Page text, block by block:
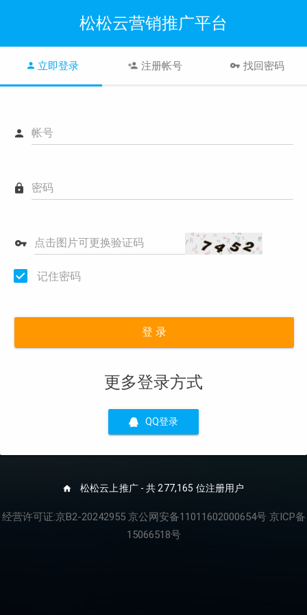
松松云营销推广平台
立即登录 注册帐号 找回密码
帐号
密码
点击图片可更换验证码
记住密码
登 录
更多登录方式
QQ登录
松松云上推广 - 共 277,165 位注册用户
经营许可证:京B2-20242955 京公网安备11011602000654号 京ICP备
15066518号